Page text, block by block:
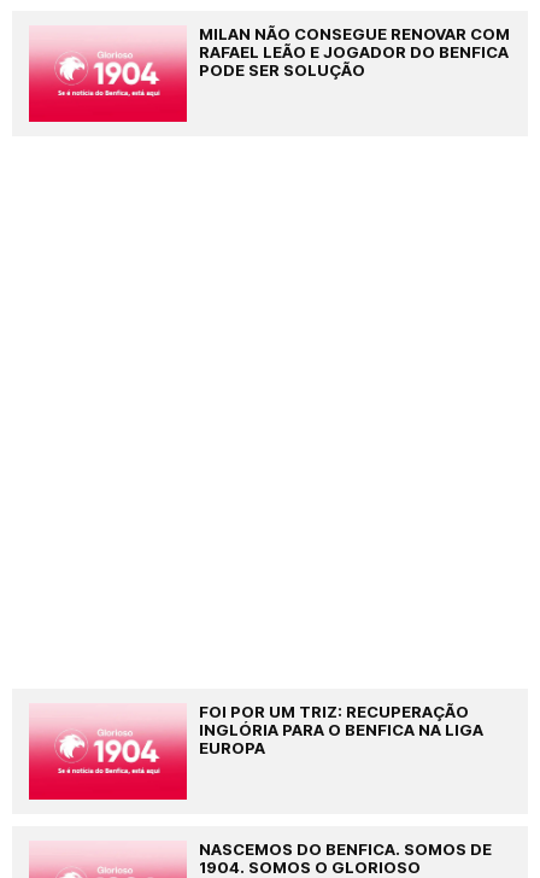
MILAN NÃO CONSEGUE RENOVAR COM
RAFAEL LEÃO E JOGADOR DO BENFICA
PODE SER SOLUÇÃO
FOI POR UM TRIZ: RECUPERAÇÃO
INGLÓRIA PARA O BENFICA NA LIGA
EUROPA
NASCEMOS DO BENFICA. SOMOS DE
1904. SOMOS O GLORIOSO